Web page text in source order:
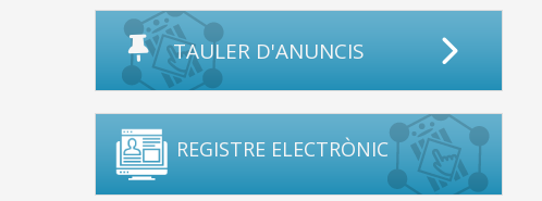
TAULER D'ANUNCIS
REGISTRE ELECTRÒNIC